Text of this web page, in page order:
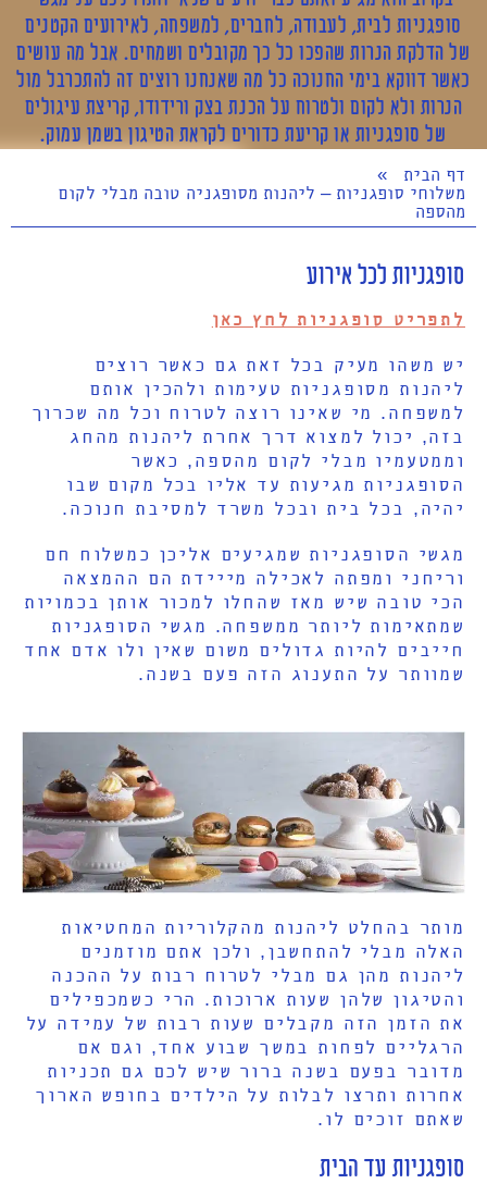
סופגניות לבית, לעבודה, לחברים, למשפחה, לאירועים הקטנים
של הדלקת הנרות שהפכו כל כך מקובלים ושמחים. אבל מה עושים
כאשר דווקא בימי החנוכה כל מה שאנחנו רוצים זה להתכרבל מול
הנרות ולא לקום ולטרוח על הכנת בצק ורידודו, קריצת עיגולים
של סופגניות או קריעת כדורים לקראת הטיגון בשמן עמוק.
דף הבית
»
משלוחי סופגניות – ליהנות מסופגניה טובה מבלי לקום
מהספה
סופגניות לכל אירוע
לתפריט סופגניות לחץ כאן
יש משהו מעיק בכל זאת גם כאשר רוצים
ליהנות מסופגניות טעימות ולהכין אותם
למשפחה. מי שאינו רוצה לטרוח וכל מה שכרוך
בזה, יכול למצוא דרך אחרת ליהנות מהחג
וממטעמיו מבלי לקום מהספה, כאשר
הסופגניות מגיעות עד אליו בכל מקום שבו
יהיה, בכל בית ובכל משרד למסיבת חנוכה.
מגשי הסופגניות שמגיעים אליכן כמשלוח חם
וריחני ומפתה לאכילה מייידת הם ההמצאה
הכי טובה שיש מאז שהחלו למכור אותן בכמויות
שמתאימות ליותר ממשפחה. מגשי הסופגניות
חייבים להיות גדולים משום שאין ולו אדם אחד
שמוותר על התענוג הזה פעם בשנה.
מותר בהחלט ליהנות מהקלוריות המחטיאות
האלה מבלי להתחשבן, ולכן אתם מוזמנים
ליהנות מהן גם מבלי לטרוח רבות על ההכנה
והטיגון שלהן שעות ארוכות. הרי כשמכפילים
את הזמן הזה מקבלים שעות רבות של עמידה על
הרגליים לפחות במשך שבוע אחד, וגם אם
מדובר בפעם בשנה ברור שיש לכם גם תכניות
אחרות ותרצו לבלות על הילדים בחופש הארוך
שאתם זוכים לו.
סופגניות עד הבית